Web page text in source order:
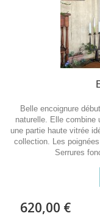
Belle encoignure
naturelle. Elle combine
une partie haute vitrée
collection. Les
Serrures
620,00 €